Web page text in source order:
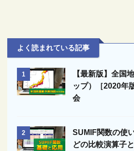
よく読まれている記事
1
【最新版】全国
ップ）［2020年
会
2
SUMIF関数の使
どの比較演算子